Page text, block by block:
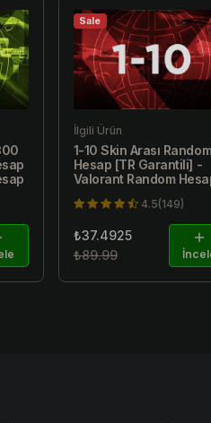
Sale
İlgili Ürün
1-10 Skin Arası Random
Hesap [TR Garantili] -
Valorant Random
4.5(149)
₺37.4925
₺89.99